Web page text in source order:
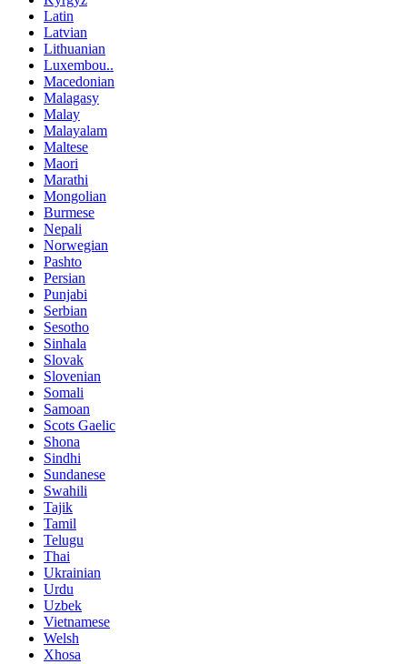
Latin
Latvian
Lithuanian
Luxembou..
Macedonian
Malagasy
Malay
Malayalam
Maltese
Maori
Marathi
Mongolian
Burmese
Nepali
Norwegian
Pashto
Persian
Punjabi
Serbian
Sesotho
Sinhala
Slovak
Slovenian
Somali
Samoan
Scots Gaelic
Shona
Sindhi
Sundanese
Swahili
Tajik
Tamil
Telugu
Thai
Ukrainian
Urdu
Uzbek
Vietnamese
Welsh
Xhosa